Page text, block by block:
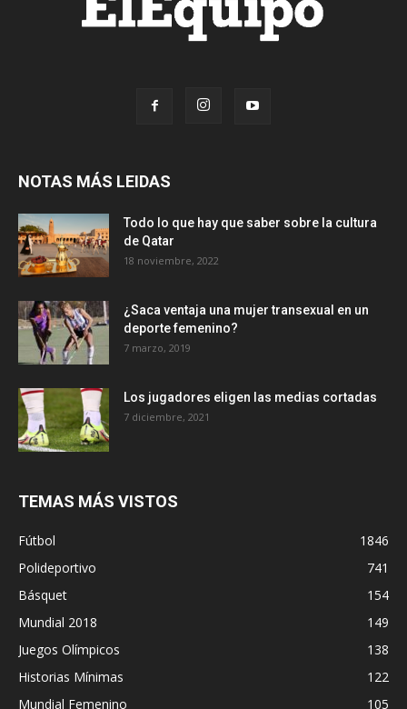
NOTAS MÁS LEIDAS
Todo lo que hay que saber sobre la cultura
de Qatar
18 noviembre, 2022
¿Saca ventaja una mujer transexual en un
deporte femenino?
7 marzo, 2019
Los jugadores eligen las medias cortadas
7 diciembre, 2021
TEMAS MÁS VISTOS
Fútbol
1846
Polideportivo
741
Básquet
154
Mundial 2018
149
Juegos Olímpicos
138
Historias Mínimas
122
Mundial Femenino
105